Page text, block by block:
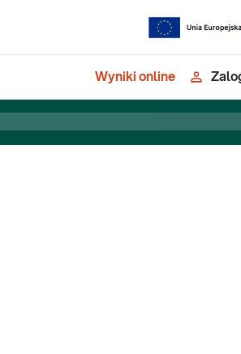
Wyniki online